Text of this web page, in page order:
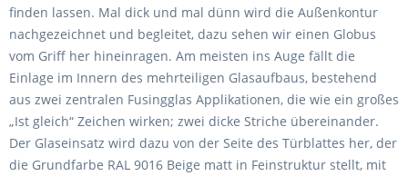
finden lassen. Mal dick und mal dünn wird die Außenkontur
nachgezeichnet und begleitet, dazu sehen wir einen Globus
vom Griff her hineinragen. Am meisten ins Auge fällt die
Einlage im Innern des mehrteiligen Glasaufbaus, bestehend
aus zwei zentralen Fusingglas Applikationen, die wie ein großes
„Ist gleich“ Zeichen wirken; zwei dicke Striche übereinander.
Der Glaseinsatz wird dazu von der Seite des Türblattes her, der
die Grundfarbe RAL 9016 Beige matt in Feinstruktur stellt, mit